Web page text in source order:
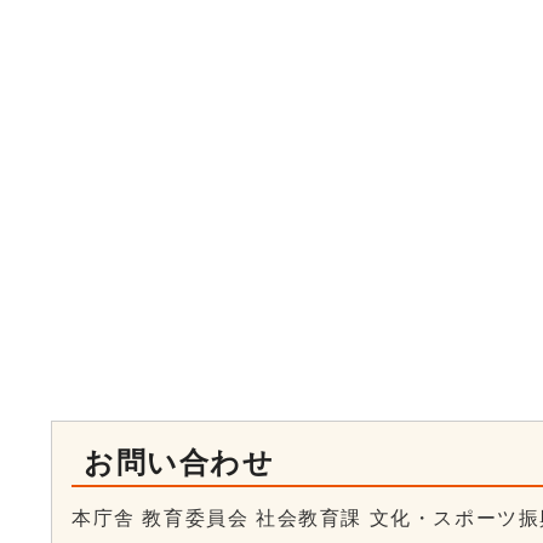
お問い合わせ
本庁舎 教育委員会 社会教育課 文化・スポーツ